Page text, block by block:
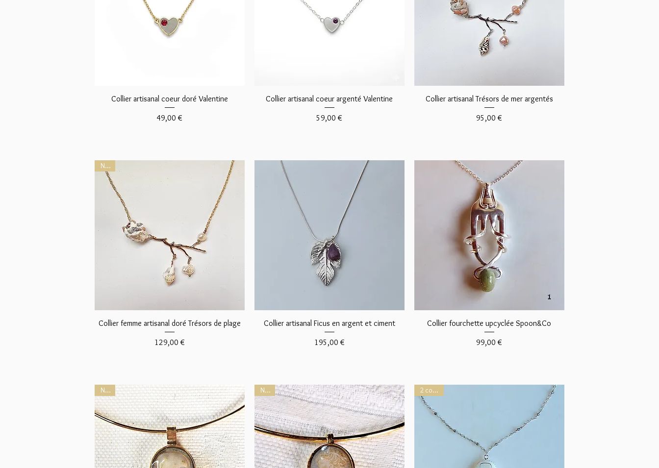
Aperçu rapide
Collier artisanal coeur doré Valentine
Prix
49,00 €
Aperçu rapide
Collier artisanal coeur argenté Valentine
Prix
59,00 €
Aperçu rapide
Collier artisanal Trésors de mer argentés
Prix
95,00 €
Aperçu rapide
NEW
Collier femme artisanal doré Trésors de plage
Prix
129,00 €
Aperçu rapide
Collier artisanal Ficus en argent et ciment
Prix
195,00 €
Aperçu rapide
Collier fourchette upcyclée Spoon&Co
Prix
99,00 €
NEW NEW 2 coloris